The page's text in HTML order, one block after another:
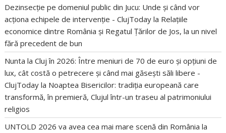
Dezinsecție pe domeniul public din Jucu: Unde și când vor
acționa echipele de intervenție - ClujToday la Relațiile
economice dintre România și Regatul Țărilor de Jos, la un nivel
fără precedent de bun
Nunta la Cluj în 2026: Între meniuri de 70 de euro și opțiuni de
lux, cât costă o petrecere și când mai găsești săli libere -
ClujToday la Noaptea Bisericilor: tradiția europeană care
transformă, în premieră, Clujul într-un traseu al patrimoniului
religios
UNTOLD 2026 va avea cea mai mare scenă din România la